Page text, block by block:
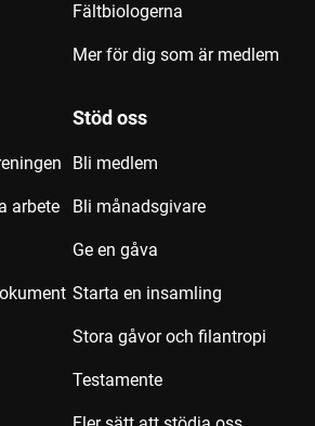
Fältbiologerna
Mer för dig som är medlem
arbete
Stöd oss
Bli medlem
Bli månadsgivare
Ge en gåva
Starta en insamling
Stora gåvor och filantropi
Testamente